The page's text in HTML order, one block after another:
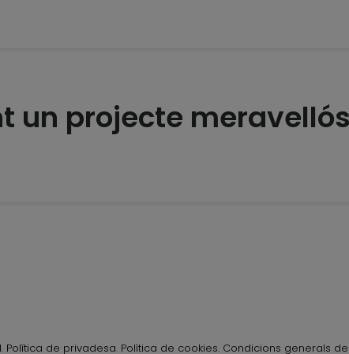
un projecte
. Política de privadesa. Política de cookies. Condicions generals